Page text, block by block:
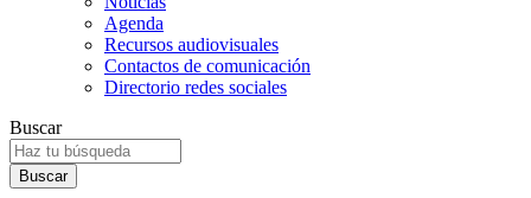
Agenda
Recursos audiovisuales
Contactos de comunicación
Directorio redes sociales
Buscar